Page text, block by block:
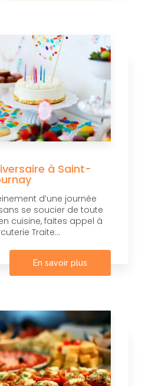
à Saint-
d’une journée
se soucier de toute
cuisine, faites appel à
Traite...
En savoir plus